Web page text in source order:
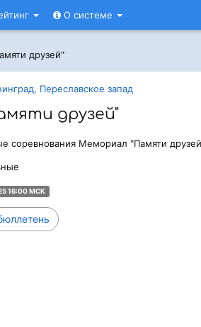
О системе
друзей"
Переславское запад
друзей"
соревнования Мемориал "Памяти
16:00 МСК